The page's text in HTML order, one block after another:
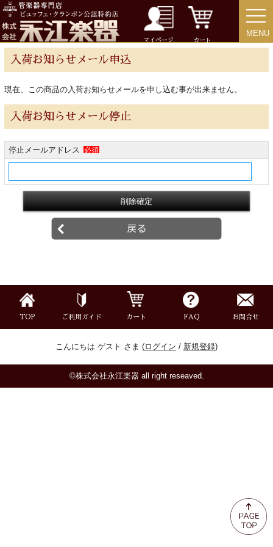
マイページ カート
MENU
MENU
入荷お知らせメール申込
現在、この商品の入荷お知らせメールを申し込む事が出来ません。
入荷お知らせメール停止
停止メールアドレス 必須
TOP ご利用ガイド カート FAQ お問合せ
こんにちは ゲスト さま (ログイン / 新規登録)
©株式会社永江楽器 all right reseaved.
チューバ
アクセサリー
リガチャー＆キャップ
楽器ケース＆ケースカバー
楽器スタンド
お手入れ用品・パーツ